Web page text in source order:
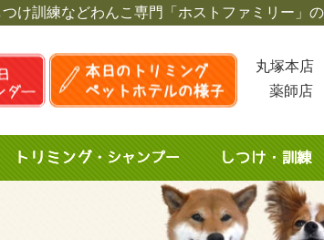
け訓練などわんこ専門「ホストファミリー」
丸塚本
薬師店